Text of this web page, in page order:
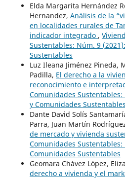
Elda Margarita Hernández
Hernandez, Análisis de la
en localidades rurales de
indicador integrado ,
Sustentables: Núm. 9
Sustentables
Luz Ileana Jiménez Pineda,
Padilla, El derecho a la
reconocimiento e
Comunidades
y Comunidades Sustentables
Dante David Solís
Parra, Juan Martín
de mercado y vivienda
Comunidades
Comunidades Sustentables
Geomara Chávez López,
derecho a vivienda y el